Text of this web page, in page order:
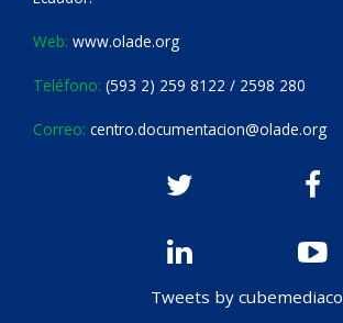
Web: www.olade.org
Teléfono: (593 2) 259 8122 / 2598 280
Correo: centro.documentacion@olade.org
Tweets by cubemediaco